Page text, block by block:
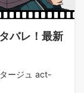
バレ！最新
ージュ act-